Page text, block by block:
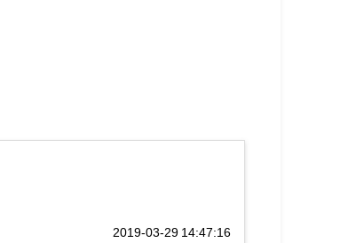
2019-03-29 14:47:16